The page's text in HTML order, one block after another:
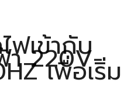
ฟเข้ากับ
า 220V-
เพื่อเริ่ม